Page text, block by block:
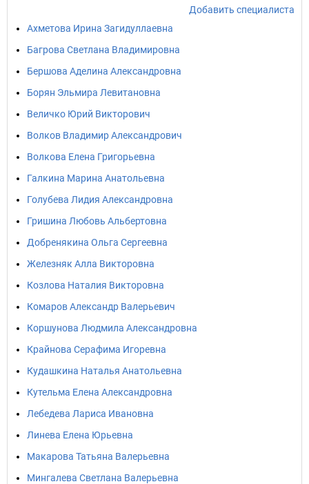
Добавить специалиста
Ахметова Ирина Загидуллаевна
Багрова Светлана Владимировна
Бершова Аделина Александровна
Борян Эльмира Левитановна
Величко Юрий Викторович
Волков Владимир Александрович
Волкова Елена Григорьевна
Галкина Марина Анатольевна
Голубева Лидия Александровна
Гришина Любовь Альбертовна
Добренякина Ольга Сергеевна
Железняк Алла Викторовна
Козлова Наталия Викторовна
Комаров Александр Валерьевич
Коршунова Людмила Александровна
Крайнова Серафима Игоревна
Кудашкина Наталья Анатольевна
Кутельма Елена Александровна
Лебедева Лариса Ивановна
Линева Елена Юрьевна
Макарова Татьяна Валерьевна
Мингалева Светлана Валерьевна